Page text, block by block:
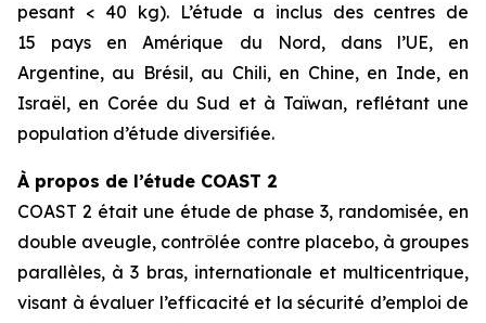
pesant < 40 kg). L’étude a inclus des centres de
15 pays en Amérique du Nord, dans l’UE, en
Argentine, au Brésil, au Chili, en Chine, en Inde, en
Israël, en Corée du Sud et à Taïwan, reflétant une
population d’étude diversifiée.
À propos de l’étude COAST 2
COAST 2 était une étude de phase 3, randomisée, en
double aveugle, contrôlée contre placebo, à groupes
parallèles, à 3 bras, internationale et multicentrique,
visant à évaluer l’efficacité et la sécurité d’emploi de